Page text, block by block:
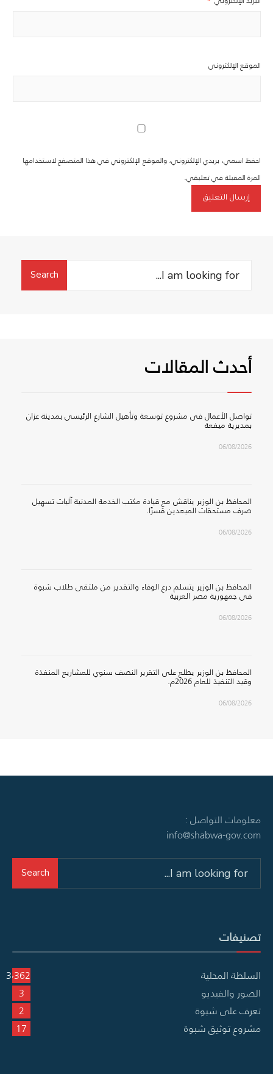
الموقع الإلكتروني
احفظ اسمي، بريدي الإلكتروني، والموقع الإلكتروني في هذا المتصفح لاستخدامها
المرة المقبلة في تعليقي.
Search
Search
أحدث المقالات
تواصل الأعمال في مشروع توسعة وتأهيل الشارع الرئيسي بمدينة عزان
بمديرية ميفعة
06/08/2026
المحافظ بن الوزير يناقش مع قيادة مكتب الخدمة المدنية آليات تسهيل
صرف مستحقات المبعدين قسرًا.
06/08/2026
المحافظ بن الوزير يتسلم درع الوفاء والتقدير من ملتقى طلاب شبوة
في جمهورية مصر العربية
06/08/2026
المحافظ بن الوزير يطلع على التقرير النصف سنوي للمشاريع المنفذة
وقيد التنفيذ للعام 2026م.
06/08/2026
معلومات التواصل :
info@shabwa-gov.com
Search
تصنيفات
السلطة المحلية
3٬362
الصور والفيديو
3
تعرف على شبوة
2
مشروع توثيق شبوة
17